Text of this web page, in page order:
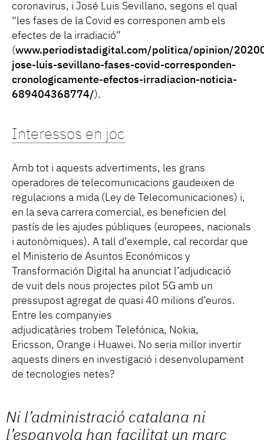
coronavirus, i José Luis Sevillano, segons el qual
“les fases de la Covid es corresponen amb els
efectes de la irradiació”
(www.periodistadigital.com/politica/opinion/
jose-luis-sevillano-fases-covid-corresponden-
cronologicamente-efectos-irradiacion-noticia-
689404368774/).
Interessos en joc
Amb tot i aquests advertiments, les grans
operadores de telecomunicacions gaudeixen de
regulacions a mida (Ley de Telecomunicaciones) i,
en la seva carrera comercial, es beneficien del
pastís de les ajudes públiques (europees, nacionals
i autonòmiques). A tall d’exemple, cal recordar que
el Ministerio de Asuntos Económicos y
Transformación Digital ha anunciat l’adjudicació
de vuit dels nous projectes pilot 5G amb un
pressupost agregat de quasi 40 milions d’euros.
Entre les companyies
adjudicatàries trobem Telefónica, Nokia,
Ericsson, Orange i Huawei. No seria millor invertir
aquests diners en investigació i desenvolupament
de tecnologies netes?
Ni l’administració catalana ni
l’espanyola han facilitat un marc